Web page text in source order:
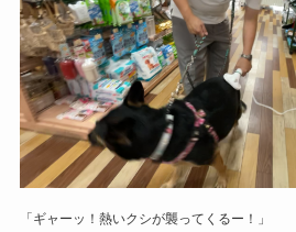
「ギャーッ！熱いクシが襲ってくるー！」